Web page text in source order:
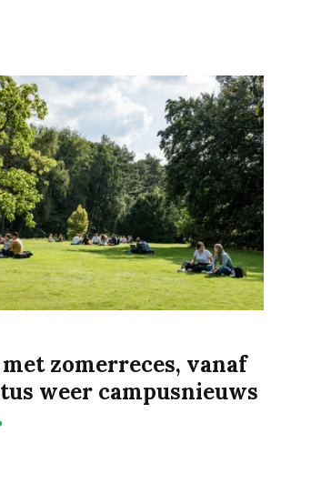
zomerreces, vanaf
weer campusnieuws